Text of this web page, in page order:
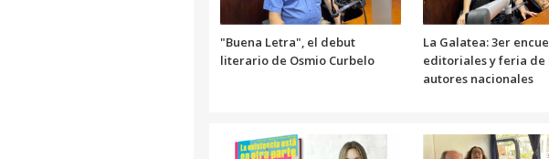
"Buena Letra", el debut
literario de Osmio Curbelo
La Galatea: 3er
editoriales y feria de
autores nacionales